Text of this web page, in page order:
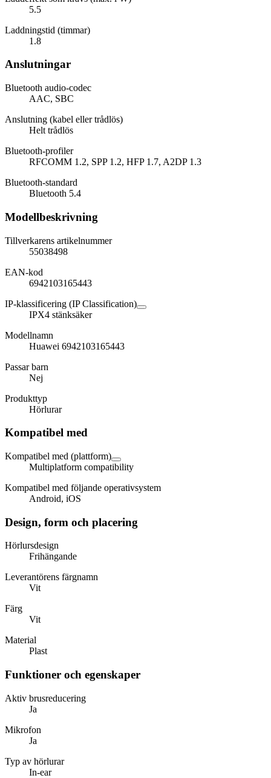
5.5
Laddningstid (timmar)
1.8
Anslutningar
Bluetooth audio-codec
AAC, SBC
Anslutning (kabel eller trådlös)
Helt trådlös
Bluetooth-profiler
RFCOMM 1.2, SPP 1.2, HFP 1.7, A2DP 1.3
Bluetooth-standard
Bluetooth 5.4
Modellbeskrivning
Tillverkarens artikelnummer
55038498
EAN-kod
6942103165443
IP-klassificering (IP Classification)
IPX4 stänksäker
Modellnamn
Huawei 6942103165443
Passar barn
Nej
Produkttyp
Hörlurar
Kompatibel med
Kompatibel med (plattform)
Multiplatform compatibility
Kompatibel med följande operativsystem
Android, iOS
Design, form och placering
Hörlursdesign
Frihängande
Leverantörens färgnamn
Vit
Färg
Vit
Material
Plast
Funktioner och egenskaper
Aktiv brusreducering
Ja
Mikrofon
Ja
Typ av hörlurar
In-ear